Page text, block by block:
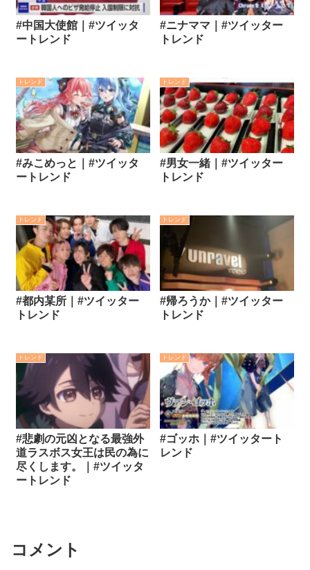
#中国大使館｜#ツイッタ
ートレンド
#ニナママ｜#ツイッター
トレンド
トレンド
#みこめっと｜#ツイッタ
ートレンド
トレンド
#男女一緒｜#ツイッター
トレンド
トレンド
#都内某所｜#ツイッター
トレンド
トレンド
#帰ろうか｜#ツイッター
トレンド
トレンド
#悲劇の元凶となる最強外
道ラスボス女王は民の為に
尽くします。｜#ツイッタ
ートレンド
トレンド
#ゴッホ｜#ツイッタート
レンド
コメント